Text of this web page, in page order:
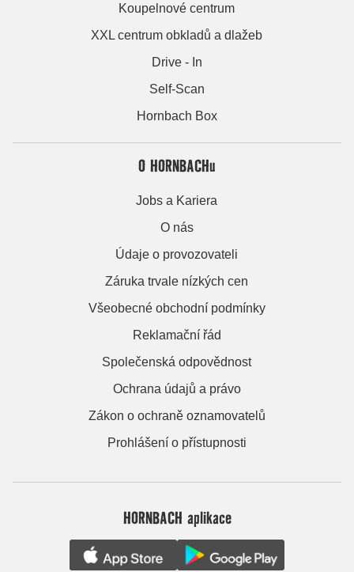
Koupelnové centrum
XXL centrum obkladů a dlažeb
Drive - In
Self-Scan
Hornbach Box
O HORNBACHu
Jobs a Kariera
O nás
Údaje o provozovateli
Záruka trvale nízkých cen
Všeobecné obchodní podmínky
Reklamační řád
Společenská odpovědnost
Ochrana údajů a právo
Zákon o ochraně oznamovatelů
Prohlášení o přístupnosti
HORNBACH aplikace